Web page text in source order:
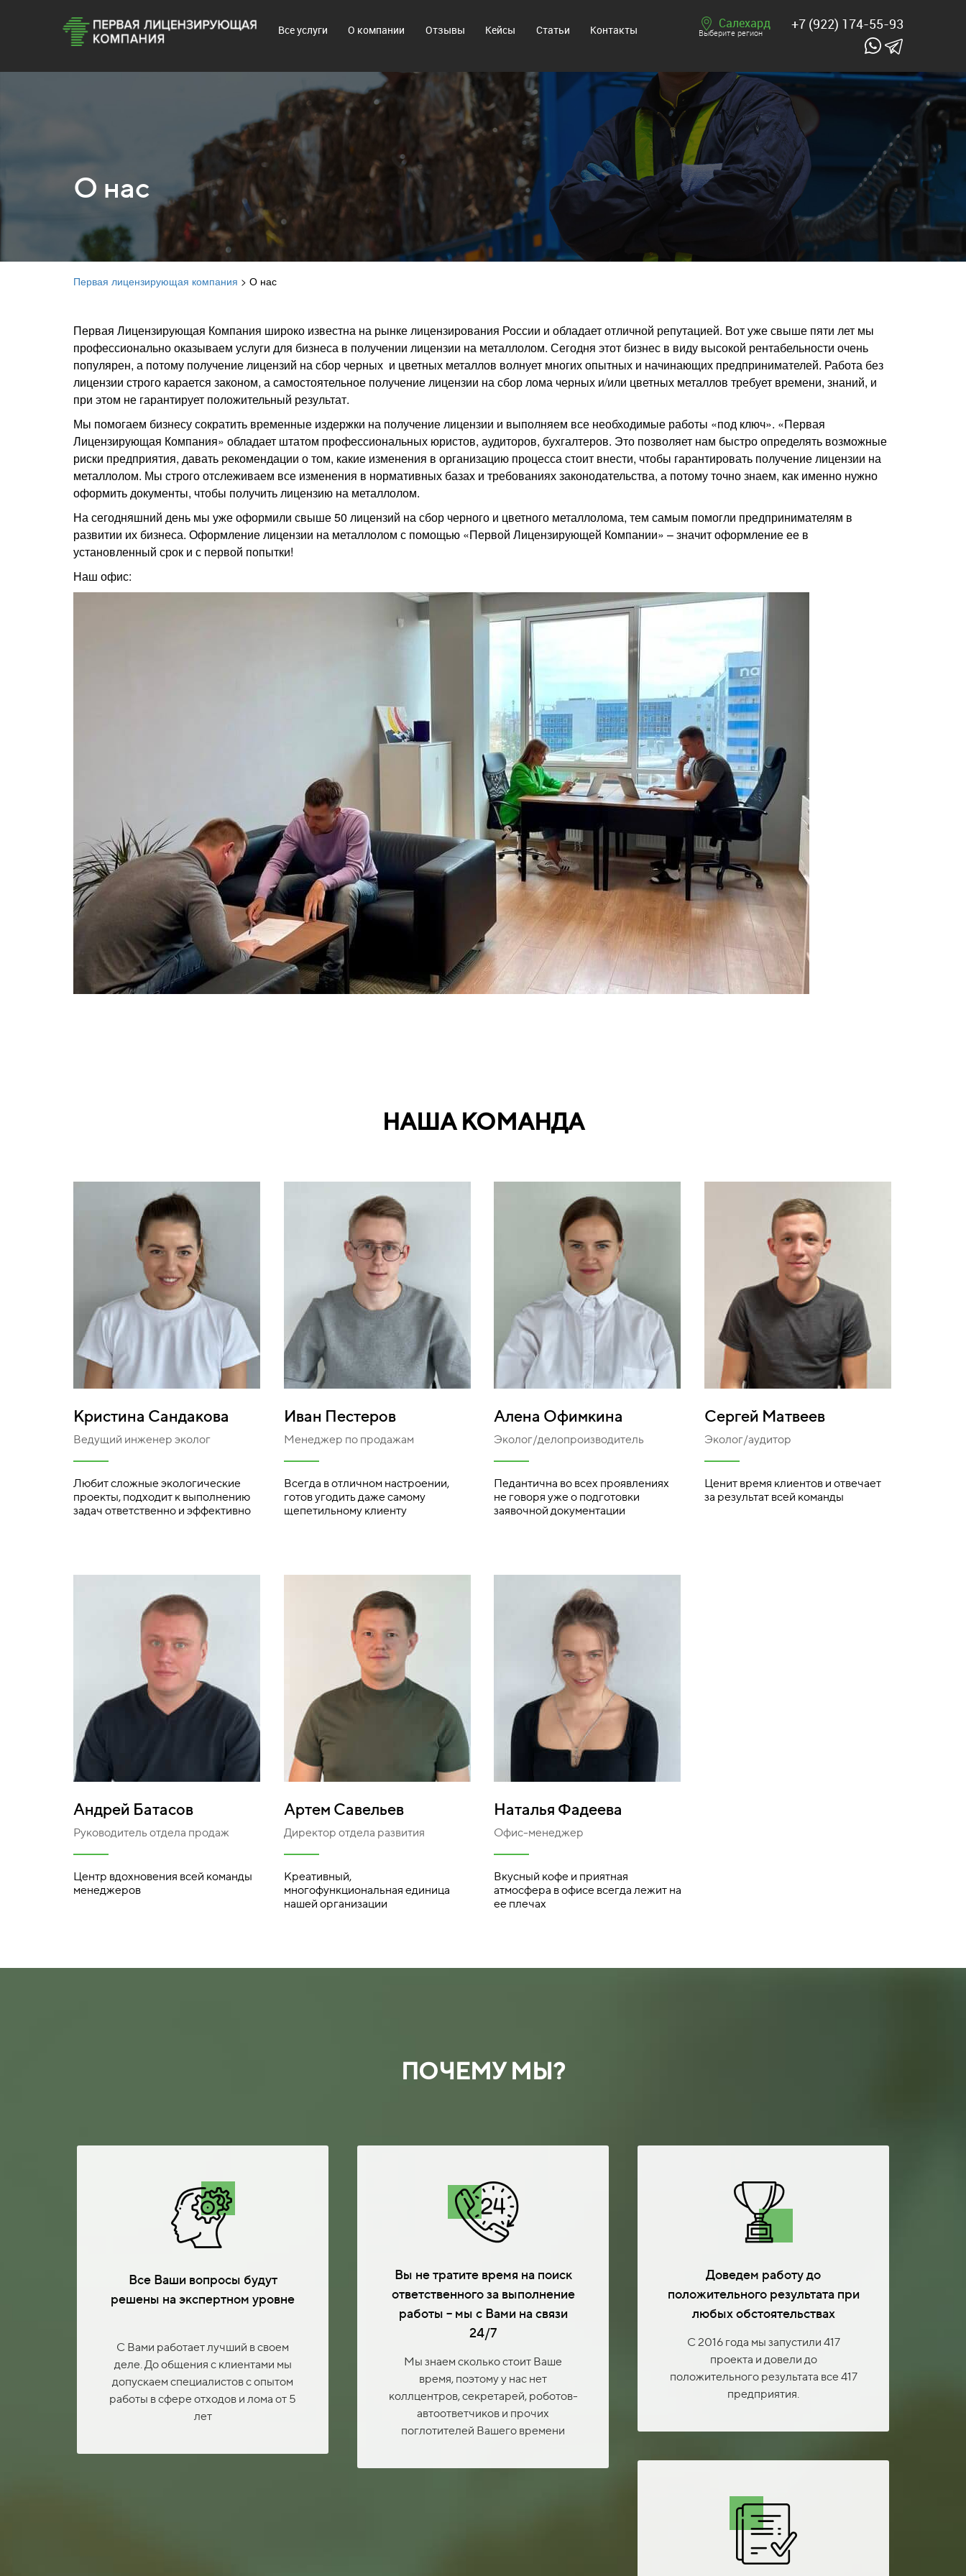
Все услуги О компании Отзывы Кейсы Статьи Контакты Салехард
Выберите регион
+7 (922) 174-55-93
О нас
Первая лицензирующая компания > О нас
Первая Лицензирующая Компания широко известна на рынке лицензирования России и обладает отличной репутацией. Вот уже свыше пяти лет мы
профессионально оказываем услуги для бизнеса в получении лицензии на металлолом. Сегодня этот бизнес в виду высокой рентабельности очень
популярен, а потому получение лицензий на сбор черных и цветных металлов волнует многих опытных и начинающих предпринимателей. Работа без
лицензии строго карается законом, а самостоятельное получение лицензии на сбор лома черных и/или цветных металлов требует времени, знаний, и
при этом не гарантирует положительный результат.
Мы помогаем бизнесу сократить временные издержки на получение лицензии и выполняем все необходимые работы «под ключ». «Первая
Лицензирующая Компания» обладает штатом профессиональных юристов, аудиторов, бухгалтеров. Это позволяет нам быстро определять возможные
риски предприятия, давать рекомендации о том, какие изменения в организацию процесса стоит внести, чтобы гарантировать получение лицензии на
металлолом. Мы строго отслеживаем все изменения в нормативных базах и требованиях законодательства, а потому точно знаем, как именно нужно
оформить документы, чтобы получить лицензию на металлолом.
На сегодняшний день мы уже оформили свыше 50 лицензий на сбор черного и цветного металлолома, тем самым помогли предпринимателям в
развитии их бизнеса. Оформление лицензии на металлолом с помощью «Первой Лицензирующей Компании» – значит оформление ее в
установленный срок и с первой попытки!
Наш офис:
НАША КОМАНДА
Кристина Сандакова
Ведущий инженер эколог
Любит сложные экологические
проекты, подходит к выполнению
задач ответственно и эффективно
Иван Пестеров
Менеджер по продажам
Всегда в отличном настроении,
готов угодить даже самому
щепетильному клиенту
Алена Офимкина
Эколог/делопроизводитель
Педантична во всех проявлениях
не говоря уже о подготовки
заявочной документации
Сергей Матвеев
Эколог/аудитор
Ценит время клиентов и отвечает
за результат всей команды
Андрей Батасов
Руководитель отдела продаж
Центр вдохновения всей команды
менеджеров
Артем Савельев
Директор отдела развития
Креативный,
многофункциональная единица
нашей организации
Наталья Фадеева
Офис-менеджер
Вкусный кофе и приятная
атмосфера в офисе всегда лежит на
ее плечах
ПОЧЕМУ МЫ?
Все Ваши вопросы будут
решены на экспертном уровне
С Вами работает лучший в своем
деле. До общения с клиентами мы
допускаем специалистов с опытом
работы в сфере отходов и лома от 5
лет
Вы не тратите время на поиск
ответственного за выполнение
работы – мы с Вами на связи
24/7
Мы знаем сколько стоит Ваше
время, поэтому у нас нет
коллцентров, секретарей, роботов-
автоответчиков и прочих
поглотителей Вашего времени
Доведем работу до
положительного результата при
любых обстоятельствах
С 2016 года мы запустили 417
проекта и довели до
положительного результата все 417
предприятия.